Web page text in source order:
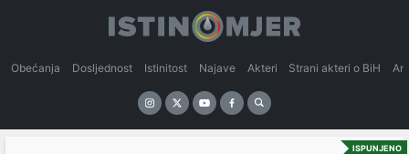
Obećanja Dosljednost Istinitost Najave Akteri Strani akteri o BiH
ISPUNJENO